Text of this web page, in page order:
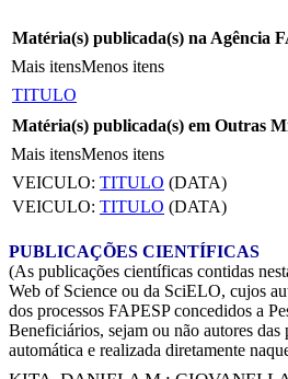
Matéria(s) publicada(s) na Agência
Mais itensMenos itens
TITULO
Matéria(s) publicada(s) em Outras
Mais itensMenos itens
VEICULO: TITULO (DATA)
VEICULO: TITULO (DATA)
PUBLICAÇÕES CIENTÍFICAS
(As publicações científicas contidas
Web of Science ou da SciELO, cujos
dos processos FAPESP concedidos a
Beneficiários, sejam ou não autores das
automática e realizada diretamente